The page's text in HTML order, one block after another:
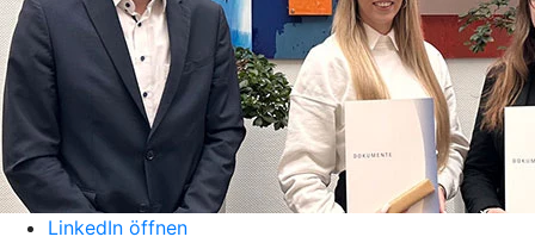
LinkedIn öffnen